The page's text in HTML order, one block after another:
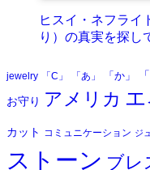
ヒスイ・ネフライ
り）の真実を探し
jewelry 「C」 「あ」 「か」
お守り アメリカ
カット コミュニケーション ジ
ストーン ブレ